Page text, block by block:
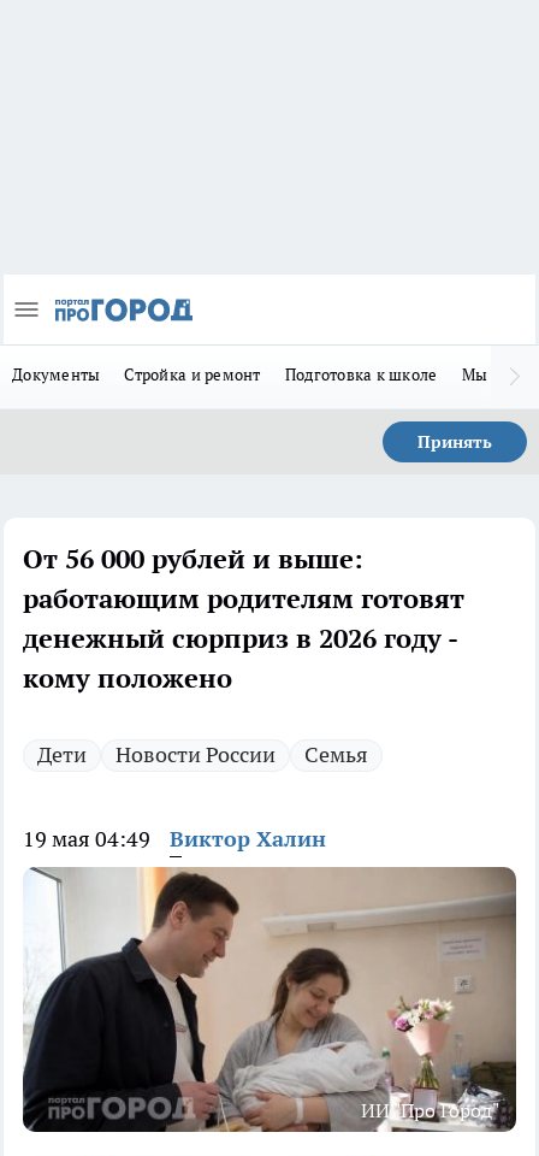
Документы Стройка и ремонт Подготовка к школе Мы в MAX
Принять
От 56 000 рублей и выше:
работающим родителям готовят
денежный сюрприз в 2026 году -
кому положено
Дети Новости России Семья
19 мая 04:49 Виктор Халин
ИИ "Про Город"